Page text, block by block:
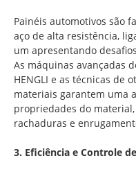
Painéis automotivos são
aço de alta resistência,
um apresentando
As máquinas avançadas
HENGLI e as técnicas de
materiais garantem uma
propriedades do
rachaduras e
3. Eficiência e Controle